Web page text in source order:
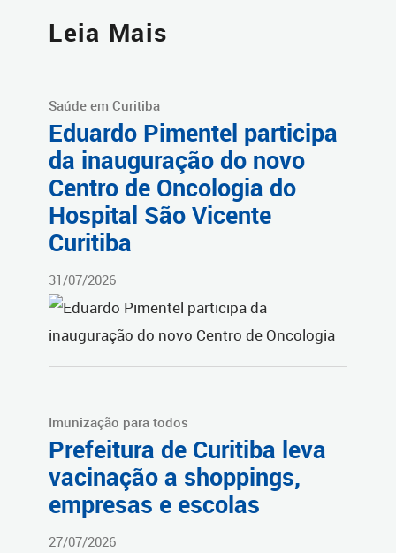
Leia Mais
Saúde em Curitiba
Eduardo Pimentel participa
da inauguração do novo
Centro de Oncologia do
Hospital São Vicente
Curitiba
31/07/2026
Imunização para todos
Prefeitura de Curitiba leva
vacinação a shoppings,
empresas e escolas
27/07/2026